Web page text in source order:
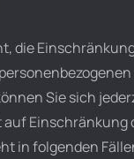
die
Sie sich
auf Einschränkung
in folgenden